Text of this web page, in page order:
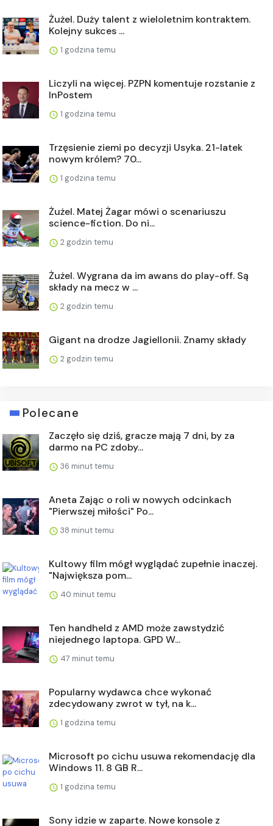
Żużel. Duży talent z wieloletnim kontraktem.
Kolejny sukces ...
1 godzina temu
Liczyli na więcej. PZPN komentuje rozstanie z
InPostem
1 godzina temu
Trzęsienie ziemi po decyzji Usyka. 21-latek
nowym królem? 70...
1 godzina temu
Żużel. Matej Żagar mówi o scenariuszu
science-fiction. Do ni...
2 godzin temu
Żużel. Wygrana da im awans do play-off. Są
składy na mecz w ...
2 godzin temu
Gigant na drodze Jagiellonii. Znamy składy
2 godzin temu
Polecane
Zaczęło się dziś, gracze mają 7 dni, by za
darmo na PC zdoby...
36 minut temu
Aneta Zając o roli w nowych odcinkach
"Pierwszej miłości" Po...
38 minut temu
Kultowy film mógł wyglądać zupełnie inaczej.
"Największa pom...
40 minut temu
Ten handheld z AMD może zawstydzić
niejednego laptopa. GPD W...
47 minut temu
Popularny wydawca chce wykonać
zdecydowany zwrot w tył, na k...
1 godzina temu
Microsoft po cichu usuwa rekomendację dla
Windows 11. 8 GB R...
1 godzina temu
Sony idzie w zaparte. Nowe konsole z